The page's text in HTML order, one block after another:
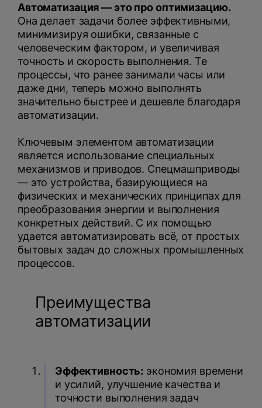
Автоматизация — это про оптимизацию.
Она делает задачи более эффективными,
минимизируя ошибки, связанные с
человеческим фактором, и увеличивая
точность и скорость выполнения. Те
процессы, что ранее занимали часы или
даже дни, теперь можно выполнять
значительно быстрее и дешевле благодаря
автоматизации.
Ключевым элементом автоматизации
является использование специальных
механизмов и приводов. Спецмашприводы
— это устройства, базирующиеся на
физических и механических принципах для
преобразования энергии и выполнения
конкретных действий. С их помощью
удается автоматизировать всё, от простых
бытовых задач до сложных промышленных
процессов.
Преимущества
автоматизации
Эффективность: экономия времени
и усилий, улучшение качества и
точности выполнения задач